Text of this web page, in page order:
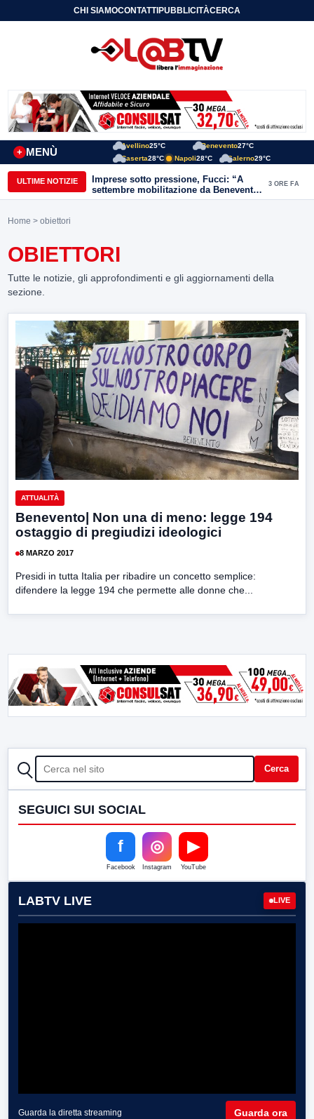
CHI SIAMOCONTATTIPUBBLICITÀCERCA
MENÙ
+
Avellino25°C Benevento27°C
Caserta28°C Napoli28°C Salerno29°C
ULTIME NOTIZIE
Imprese sotto pressione, Fucci: “A
settembre mobilitazione da Benevento
e Avellino”
3 ORE FA
Home > obiettori
OBIETTORI
Tutte le notizie, gli approfondimenti e gli aggiornamenti della
sezione.
ATTUALITÀ
Benevento| Non una di meno: legge 194
ostaggio di pregiudizi ideologici
8 MARZO 2017
Presidi in tutta Italia per ribadire un concetto semplice:
difendere la legge 194 che permette alle donne che...
CERCA Cerca
SEGUICI SUI SOCIAL
f
Facebook
◎
Instagram
▶
YouTube
LABTV LIVE LIVE
Guarda la diretta streaming Guarda ora